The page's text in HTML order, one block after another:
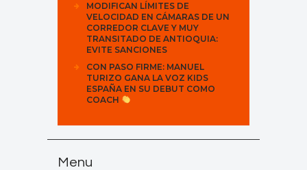
MODIFICAN LÍMITES DE
VELOCIDAD EN CÁMARAS DE UN
CORREDOR CLAVE Y MUY
TRANSITADO DE ANTIOQUIA:
EVITE SANCIONES
CON PASO FIRME: MANUEL
TURIZO GANA LA VOZ KIDS
ESPAÑA EN SU DEBUT COMO
COACH
Menu